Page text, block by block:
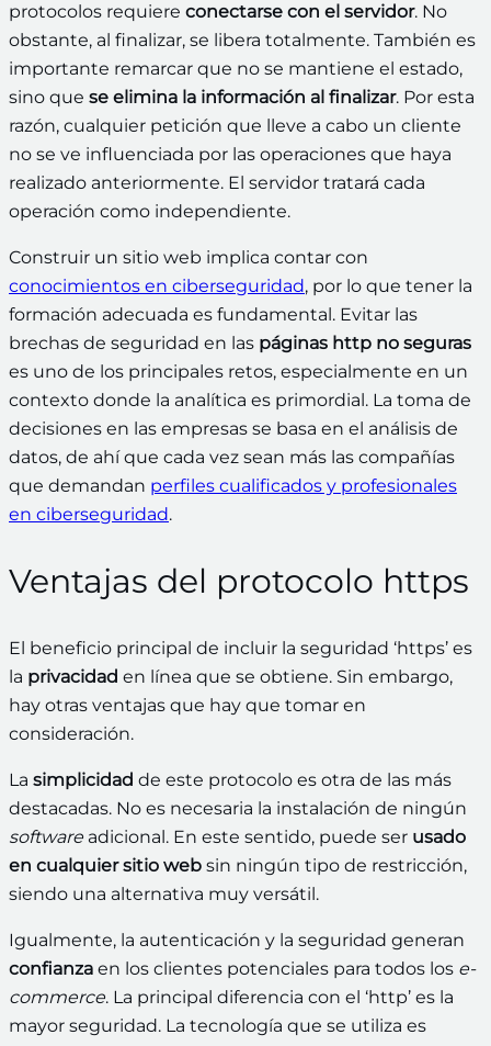
protocolos requiere conectarse con el servidor. No
obstante, al finalizar, se libera totalmente. También es
importante remarcar que no se mantiene el estado,
sino que se elimina la información al finalizar. Por esta
razón, cualquier petición que lleve a cabo un cliente
no se ve influenciada por las operaciones que haya
realizado anteriormente. El servidor tratará cada
operación como independiente.
Construir un sitio web implica contar con
conocimientos en ciberseguridad, por lo que tener la
formación adecuada es fundamental. Evitar las
brechas de seguridad en las páginas http no seguras
es uno de los principales retos, especialmente en un
contexto donde la analítica es primordial. La toma de
decisiones en las empresas se basa en el análisis de
datos, de ahí que cada vez sean más las compañías
que demandan perfiles cualificados y profesionales
en ciberseguridad.
Ventajas del protocolo https
El beneficio principal de incluir la seguridad ‘https’ es
la privacidad en línea que se obtiene. Sin embargo,
hay otras ventajas que hay que tomar en
consideración.
La simplicidad de este protocolo es otra de las más
destacadas. No es necesaria la instalación de ningún
softwareadicional. En este sentido, puede ser usado
en cualquier sitio web sin ningún tipo de restricción,
siendo una alternativa muy versátil.
Igualmente, la autenticación y la seguridad generan
confianza en los clientes potenciales para todos los e-
commerce. La principal diferencia con el ‘http’ es la
mayor seguridad. La tecnología que se utiliza es